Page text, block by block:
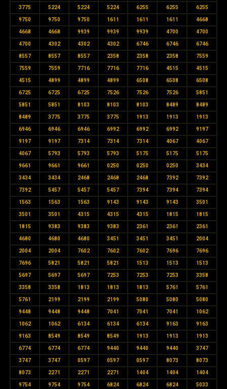
3775 5224 5224 5224 6255 6255 6255
9750 9750 9750 1611 1611 1611 4668
4668 4668 9939 9939 9939 4700 4700
4700 4302 4302 4302 6746 6746 6746
8557 8557 8557 2358 2358 2358 7559
7559 7559 7716 7716 7716 4515 4515
4515 4899 4899 4899 6508 6508 6508
6725 6725 6725 7526 7526 7526 5851
5851 5851 8103 8103 8103 8489 8489
8489 3775 3775 3775 1913 1913 1913
6946 6946 6946 6992 6992 6992 9197
9197 9197 7314 7314 7314 4067 4067
4067 5793 5793 5793 5175 5175 5175
9661 9661 9661 0250 0250 0250 3434
3434 3434 2468 2468 2468 7392 7392
7392 5457 5457 5457 7394 7394 7394
1563 1563 1563 9143 9143 9143 3501
3501 3501 4315 4315 4315 1815 1815
1815 9383 9383 9383 2361 2361 2361
4680 4680 4680 3451 3451 3451 2004
2004 2004 7602 7602 7602 7696 7696
7696 5821 5821 5821 1513 1513 1513
5697 5697 5697 7253 7253 7253 3358
3358 3358 1813 1813 1813 5761 5761
5761 2199 2199 2199 5080 5080 5080
9448 9448 9448 7041 7041 7041 1062
1062 1062 6134 6134 6134 9163 9163
9163 8549 8549 8549 1913 1913 1913
6774 6774 6774 9440 9440 9440 3747
3747 3747 0597 0597 0597 8073 8073
8073 2271 2271 2271 1404 1404 1404
9754 9754 9754 6824 6824 6824 5033